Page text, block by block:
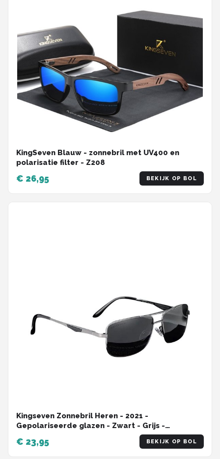
KingSeven Blauw - zonnebril met UV400 en
polarisatie filter - Z208
€ 26,95 BEKIJK OP BOL
Kingseven Zonnebril Heren - 2021 -
Gepolariseerde glazen - Zwart - Grijs -
€ 23,95 BEKIJK OP BOL